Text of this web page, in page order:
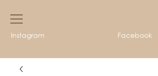
Instagram Facebook